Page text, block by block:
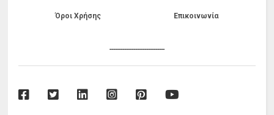
Όροι Χρήσης Επικοινωνία
------------------------------